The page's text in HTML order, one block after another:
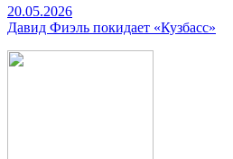
20.05.2026
Давид Фиэль покидает «Кузбасс»